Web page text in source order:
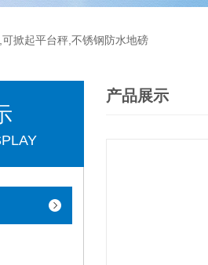
掀起平台秤,不锈钢防水地磅
产品展示